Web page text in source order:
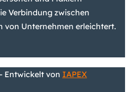
Verbindung zwischen
von Unternehmen erleichtert.
Entwickelt von IAPEX